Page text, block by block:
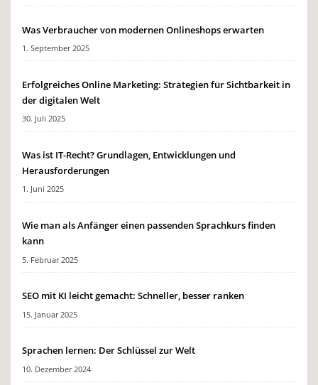
Was Verbraucher von modernen Onlineshops erwarten
1. September 2025
Erfolgreiches Online Marketing: Strategien für Sichtbarkeit in
der digitalen Welt
30. Juli 2025
Was ist IT-Recht? Grundlagen, Entwicklungen und
Herausforderungen
1. Juni 2025
Wie man als Anfänger einen passenden Sprachkurs finden
kann
5. Februar 2025
SEO mit KI leicht gemacht: Schneller, besser ranken
15. Januar 2025
Sprachen lernen: Der Schlüssel zur Welt
10. Dezember 2024